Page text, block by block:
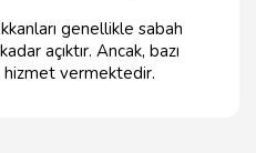
genellikle sabah
açıktır. Ancak, bazı
hizmet vermektedir.